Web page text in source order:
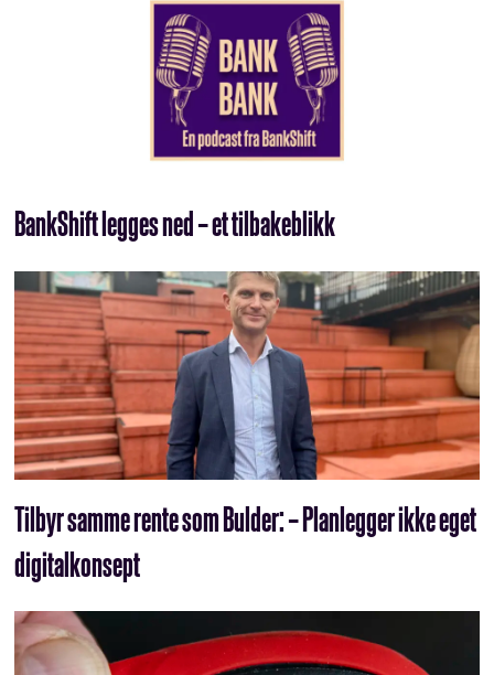
BankShift legges ned – et tilbakeblikk
Tilbyr samme rente som Bulder: – Planlegger ikke eget
digitalkonsept